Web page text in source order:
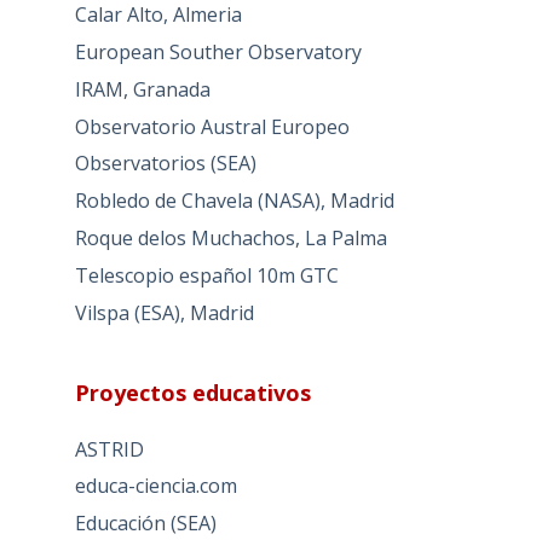
Calar Alto, Almeria
European Souther Observatory
IRAM, Granada
Observatorio Austral Europeo
Observatorios (SEA)
Robledo de Chavela (NASA), Madrid
Roque delos Muchachos, La Palma
Telescopio español 10m GTC
Vilspa (ESA), Madrid
Proyectos educativos
ASTRID
educa-ciencia.com
Educación (SEA)